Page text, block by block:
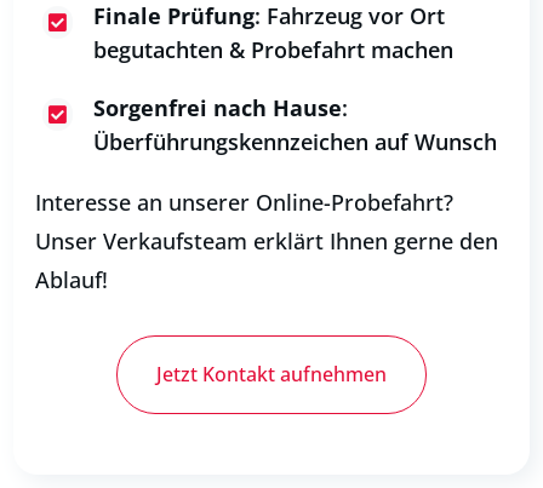
 Finale Prüfung: Fahrzeug vor Ort
begutachten & Probefahrt machen
 Sorgenfrei nach Hause:
Überführungskennzeichen auf Wunsch
Interesse an unserer Online-Probefahrt?
Unser Verkaufsteam erklärt Ihnen gerne den
Ablauf!
Jetzt Kontakt aufnehmen